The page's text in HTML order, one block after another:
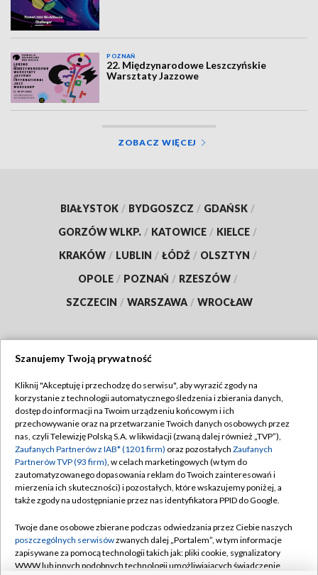
POZNAŃ
22. Międzynarodowe Leszczyńskie
Warsztaty Jazzowe
ZOBACZ WIĘCEJ
BIAŁYSTOK / BYDGOSZCZ / GDAŃSK /
GORZÓW WLKP. / KATOWICE / KIELCE /
KRAKÓW / LUBLIN / ŁÓDŹ / OLSZTYN /
OPOLE / POZNAŃ / RZESZÓW /
SZCZECIN / WARSZAWA / WROCŁAW
TVP
Abonament TVP
Emisja w TVP
Centrum informacji TVP
Naziemna Telewizja Cyfrowa
Rada Programowa
System NOS
Regulamin TVP
Polityka prywatności
Moje zgody
Pomoc
Kontakt
Szanujemy Twoją prywatność
Kliknij "Akceptuję i przechodzę do serwisu", aby wyrazić zgody na
korzystanie z technologii automatycznego śledzenia i zbierania danych,
dostęp do informacji na Twoim urządzeniu końcowym i ich
przechowywanie oraz na przetwarzanie Twoich danych osobowych przez
nas, czyli Telewizję Polską S.A. w likwidacji (zwaną dalej również „TVP”),
Zaufanych Partnerów z IAB* (1201 firm) oraz pozostałych Zaufanych
Partnerów TVP (93 firm), w celach marketingowych (w tym do
zautomatyzowanego dopasowania reklam do Twoich zainteresowań i
mierzenia ich skuteczności) i pozostałych, które wskazujemy poniżej, a
także zgody na udostępnianie przez nas identyfikatora PPID do Google.
Twoje dane osobowe zbierane podczas odwiedzania przez Ciebie naszych
poszczególnych serwisówzwanych dalej „Portalem”, w tym informacje
zapisywane za pomocą technologii takich jak: pliki cookie, sygnalizatory
WWW lub innych podobnych technologii umożliwiających świadczenie